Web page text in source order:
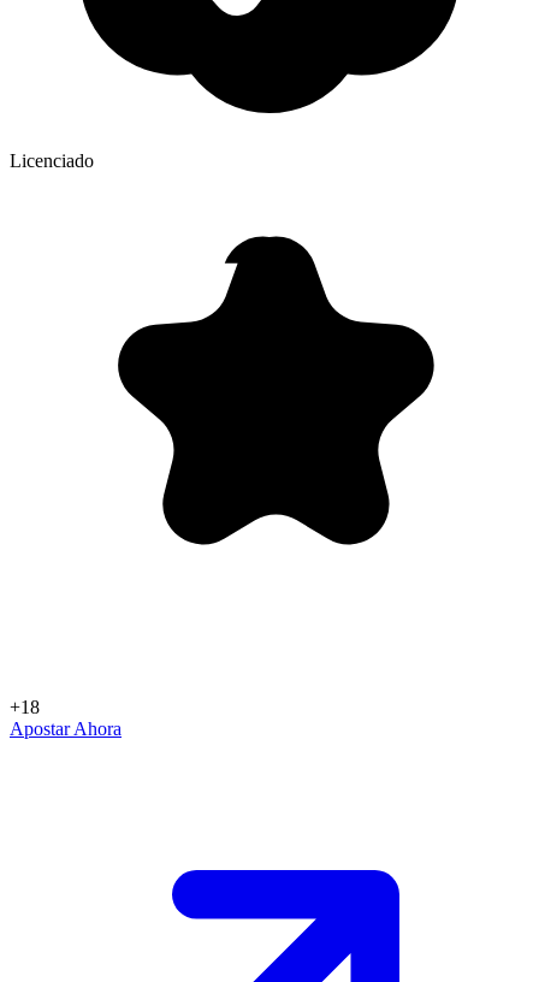
Licenciado
+18
Apostar Ahora